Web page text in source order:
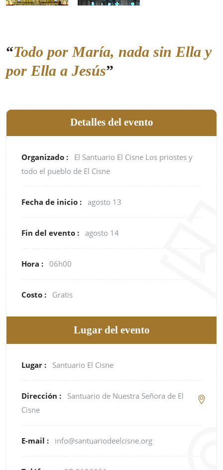
“Todo por María, nada sin Ella y
por Ella a Jesús”
Detalles del evento
Organizado : El Santuario El Cisne Los priostes y
todo el pueblo de El Cisne
Fecha de inicio : agosto 13
Fin del evento : agosto 14
Hora : 06h00
Costo : Gratis
Lugar del evento
Lugar : Santuario El Cisne
Dirección :
Santuario de Nuestra Señora de El
Cisne
E-mail : info@santuariodeelcisne.org